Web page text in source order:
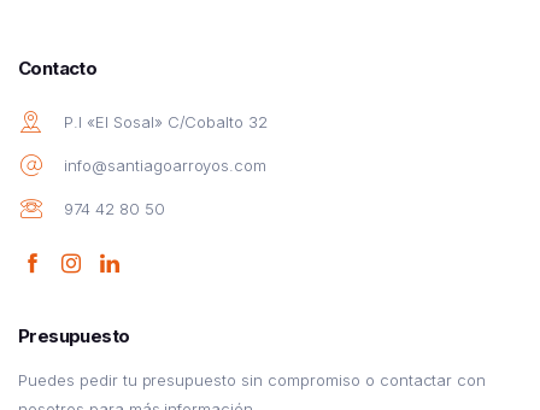
Contacto
P.I «El Sosal» C/Cobalto 32
info@santiagoarroyos.com
974 42 80 50
Presupuesto
Puedes pedir tu presupuesto sin compromiso o contactar con